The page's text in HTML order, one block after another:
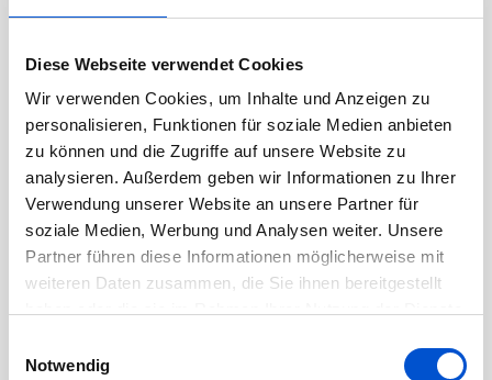
Diese Webseite verwendet Cookies
Wir verwenden Cookies, um Inhalte und Anzeigen zu
personalisieren, Funktionen für soziale Medien anbieten
zu können und die Zugriffe auf unsere Website zu
analysieren. Außerdem geben wir Informationen zu Ihrer
Verwendung unserer Website an unsere Partner für
soziale Medien, Werbung und Analysen weiter. Unsere
Partner führen diese Informationen möglicherweise mit
weiteren Daten zusammen, die Sie ihnen bereitgestellt
Notwendig
Archiv
April 2026
November 2025
Oktober 2025
Juli 2025
April 2025